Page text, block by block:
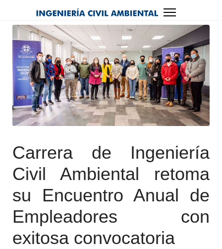
Carrera de Ingeniería
Civil Ambiental retoma
su Encuentro Anual de
Empleadores con
exitosa convocatoria